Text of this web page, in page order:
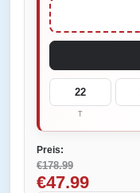
22
T
Preis:
€178.99
€47.99